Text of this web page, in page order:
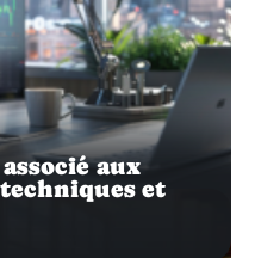
aux
et